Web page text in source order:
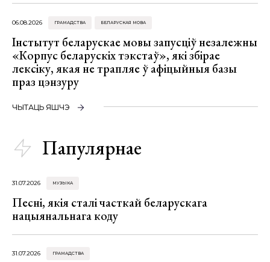
06.08.2026 ГРАМАДСТВА БЕЛАРУСКАЯ МОВА
Інстытут беларускае мовы запусціў незалежны
«Корпус беларускіх тэкстаў», які збірае
лексіку, якая не трапляе ў афіцыйныя базы
праз цэнзуру
ЧЫТАЦЬ ЯШЧЭ
Папулярнае
31.07.2026 МУЗЫКА
Песні, якія сталі часткай беларускага
нацыянальнага коду
31.07.2026 ГРАМАДСТВА